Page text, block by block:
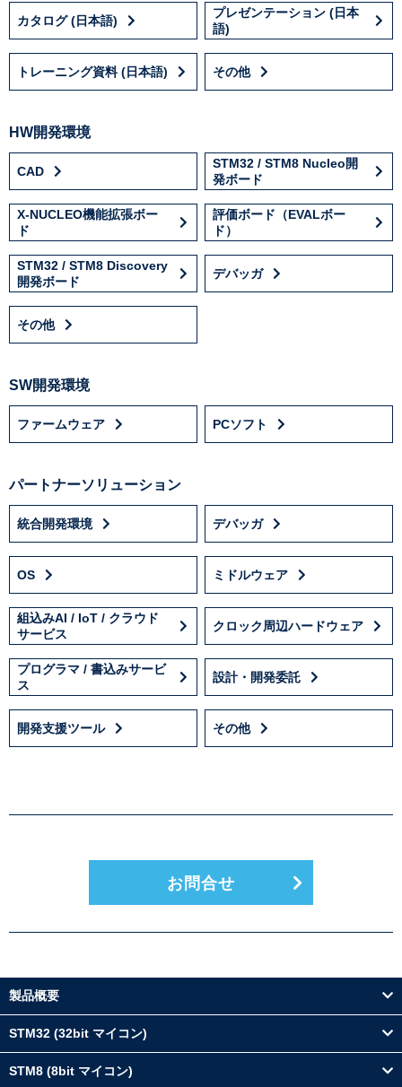
カタログ (日本語)
プレゼンテーション (日本
語)
トレーニング資料 (日本語) その他
HW開発環境
CAD
STM32 / STM8 Nucleo開
発ボード
X-NUCLEO機能拡張ボー
ド
評価ボード（EVALボー
ド）
STM32 / STM8 Discovery
開発ボード
デバッガ
その他
SW開発環境
ファームウェア PCソフト
パートナーソリューション
統合開発環境 デバッガ
OS ミドルウェア
組込みAI / IoT / クラウド
サービス
クロック周辺ハードウェア
プログラマ / 書込みサービ
ス
設計・開発委託
開発支援ツール その他
お問合せ
製品概要
STM32 (32bit マイコン)
STM8 (8bit マイコン)